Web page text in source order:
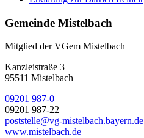
Gemeinde Mistelbach
Mitglied der VGem Mistelbach
Kanzleistraße 3
95511 Mistelbach
09201 987-0
09201 987-22
poststelle@vg-mistelbach.bayern.de
www.mistelbach.de